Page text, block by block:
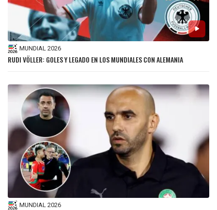
MUNDIAL 2026
RUDI VÖLLER: GOLES Y LEGADO EN LOS MUNDIALES CON ALEMANIA
MUNDIAL 2026